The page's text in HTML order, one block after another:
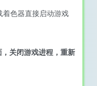
色器直接启动游戏
关闭游戏进程，重新